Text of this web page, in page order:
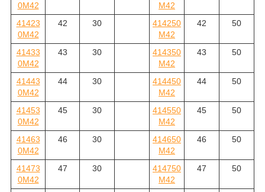
0M42
M42
41423
0M42
42 30
414250
M42
42 50
41433
0M42
43 30
414350
M42
43 50
41443
0M42
44 30
414450
M42
44 50
41453
0M42
45 30
414550
M42
45 50
41463
0M42
46 30
414650
M42
46 50
41473
0M42
47 30
414750
M42
47 50